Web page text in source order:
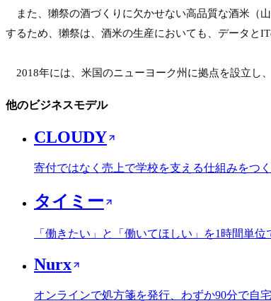
また、獺祭の酒づくりに欠かせない高品質な酒米（
するため、獺祭は、酒米の生産においても、データと
2018年には、米国のニューヨーク州に拠点を設立し
他のビジネスモデル
CLOUDY
寄付ではなく売上で学校を支える仕組みをつ
タイミー
「働きたい」と「働いてほしい」を1時間単
Nurx
オンラインで処方箋を発行、わずか90分で自